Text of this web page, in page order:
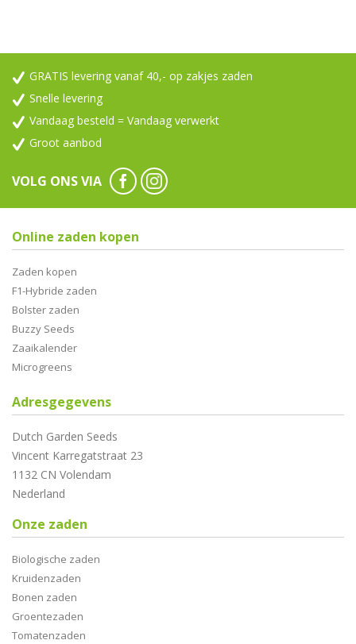
GRATIS levering vanaf 40,- op zakjes zaden
Snelle levering
Vandaag besteld = Vandaag verwerkt
Groot aanbod
VOLG ONS VIA
Online zaden kopen
Zaden kopen
F1-Hybride zaden
Bolster zaden
Buzzy Seeds
Zaaikalender
Microgreens
Adresgegevens
Dutch Garden Seeds
Vincent Karregatstraat 23
1132 CN Volendam
Nederland
Onze zaden
Biologische zaden
Kruidenzaden
Bonen zaden
Groentezaden
Tomatenzaden